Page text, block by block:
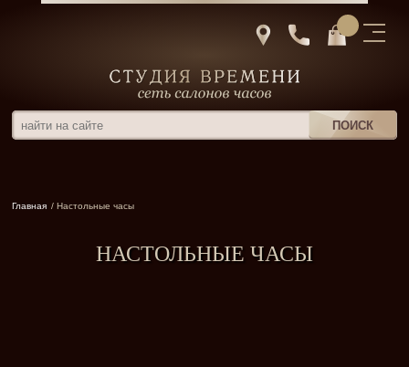
Главная / Настольные часы
НАСТОЛЬНЫЕ ЧАСЫ